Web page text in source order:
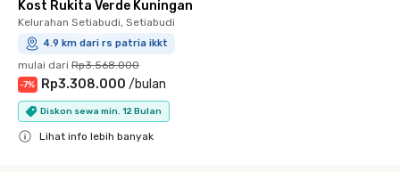
Kost Rukita Verde Kuningan
Kelurahan Setiabudi, Setiabudi
4.9 km dari rs patria ikkt
mulai dari Rp3.568.000
-7% Rp3.308.000 /bulan
Diskon sewa min. 12 Bulan
Lihat info lebih banyak